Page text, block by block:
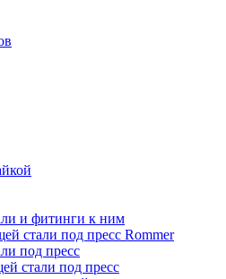
и фитинги к ним
стали под пресс Rommer
под пресс
стали под пресс